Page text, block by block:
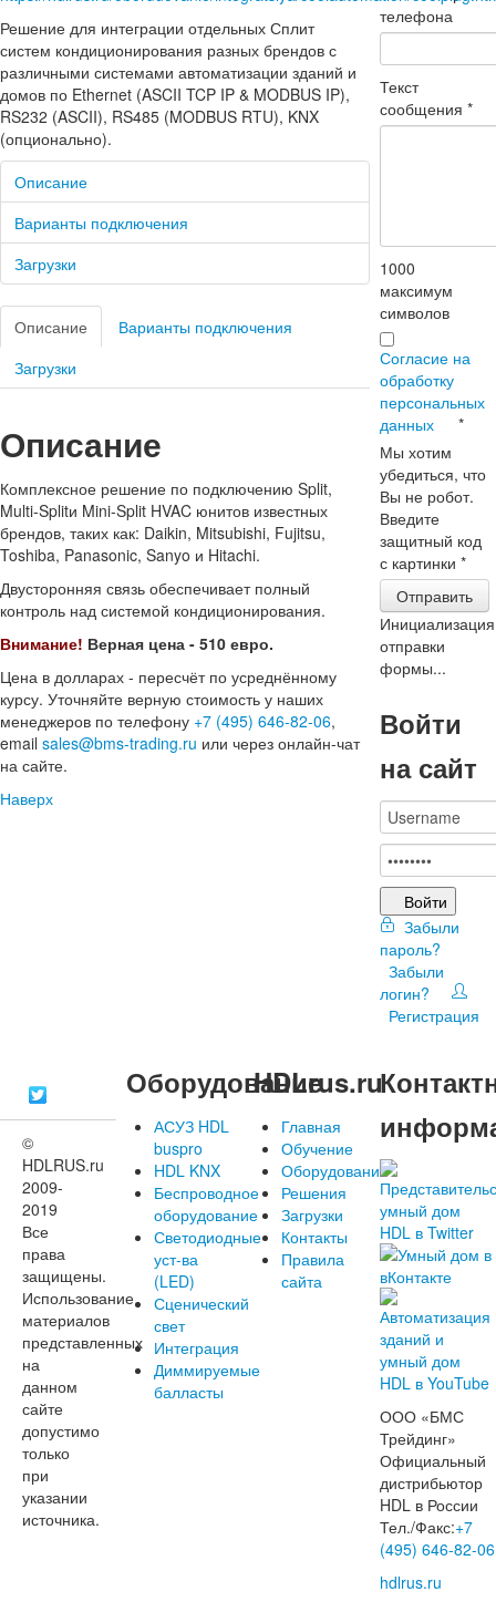
Решение для интеграции отдельных Сплит
систем кондиционирования разных брендов с
различными системами автоматизации зданий и
домов по Ethernet (ASCII TCP IP & MODBUS IP),
RS232 (ASCII), RS485 (MODBUS RTU), KNX
(опционально).
Описание
Варианты подключения
Загрузки
Описание
Варианты подключения
Загрузки
Описание
Комплексное решение по подключению Split,
Multi-Splitи Mini-Split HVAC юнитов известных
брендов, таких как: Daikin, Mitsubishi, Fujitsu,
Toshiba, Panasonic, Sanyo и Hitachi.
Двусторонняя связь обеспечивает полный
контроль над системой кондиционирования.
Внимание! Верная цена - 510 евро.
Цена в долларах - пересчёт по усреднённому
курсу. Уточняйте верную стоимость у наших
менеджеров по телефону +7 (495) 646-82-06,
email sales@bms-trading.ru или через онлайн-чат
на сайте.
Наверх
телефона
Текст
сообщения*
1000
максимум
символов
Согласие на
обработку
персональных
данных
*
Мы хотим
убедиться, что
Вы не робот.
Введите
защитный код
с картинки*
Отправить
Инициализация
отправки
формы...
Войти
на сайт
Войти
Забыли
пароль?
Забыли
логин?
Регистрация
©
HDLRUS.ru
2009-
2019
Все
права
защищены.
Использование
материалов
представленных
на
данном
сайте
допустимо
только
при
указании
источника.
Оборудование
АСУЗ HDL
buspro
HDL KNX
Беспроводное
оборудование
Светодиодные
уст-ва
(LED)
Сценический
свет
Интеграция
Диммируемые
балласты
HDLrus.ru
Главная
Обучение
Оборудование
Решения
Загрузки
Контакты
Правила
сайта
ООО «БМС
Трейдинг»
Официальный
дистрибьютор
HDL в России
Тел./Факс:+7
(495) 646-82-06
hdlrus.ru